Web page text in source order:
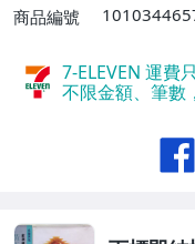
商品編號
7-ELEVEN 運費
不限金額、筆數